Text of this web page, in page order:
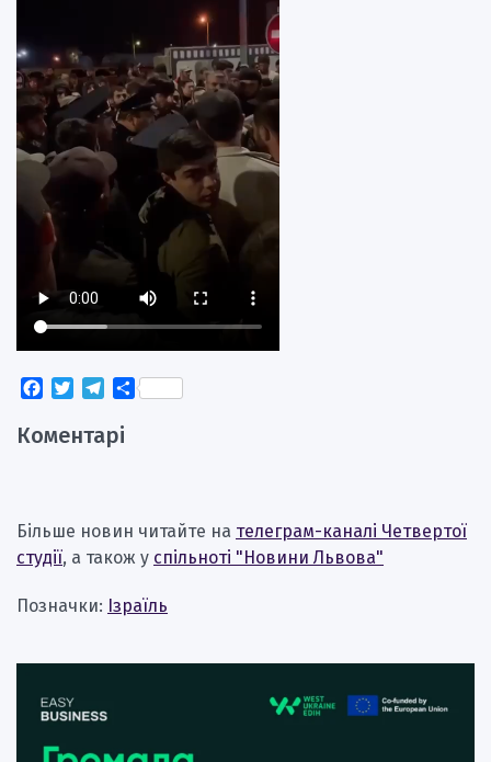
Facebook
TwitterTelegram
Поділитися
Коментарі
Більше новин читайте на телеграм-каналі Четвертої
студії, а також у спільноті "Новини Львова"
Позначки: Ізраїль